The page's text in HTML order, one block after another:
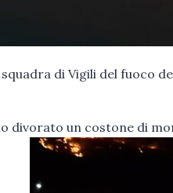
squadra di Vigili del fuoco
divorato un costone di